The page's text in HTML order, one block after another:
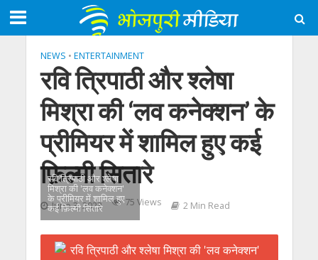
NEWS • ENTERTAINMENT
रवि त्रिपाठी और श्लेषा
मिश्रा की ‘लव कनेक्शन’ के
प्रीमियर में शामिल हुए कई
फ़िल्मी सितारे
June 3, 2023 75 Views 2 Min Read
रवि त्रिपाठी और श्लेषा
मिश्रा की 'लव कनेक्शन'
के प्रीमियर में शामिल हुए
कई फ़िल्मी सितारे